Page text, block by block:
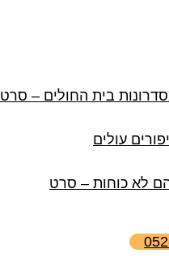
בית החולים – סרט
עולים
לא כוחות – סרט